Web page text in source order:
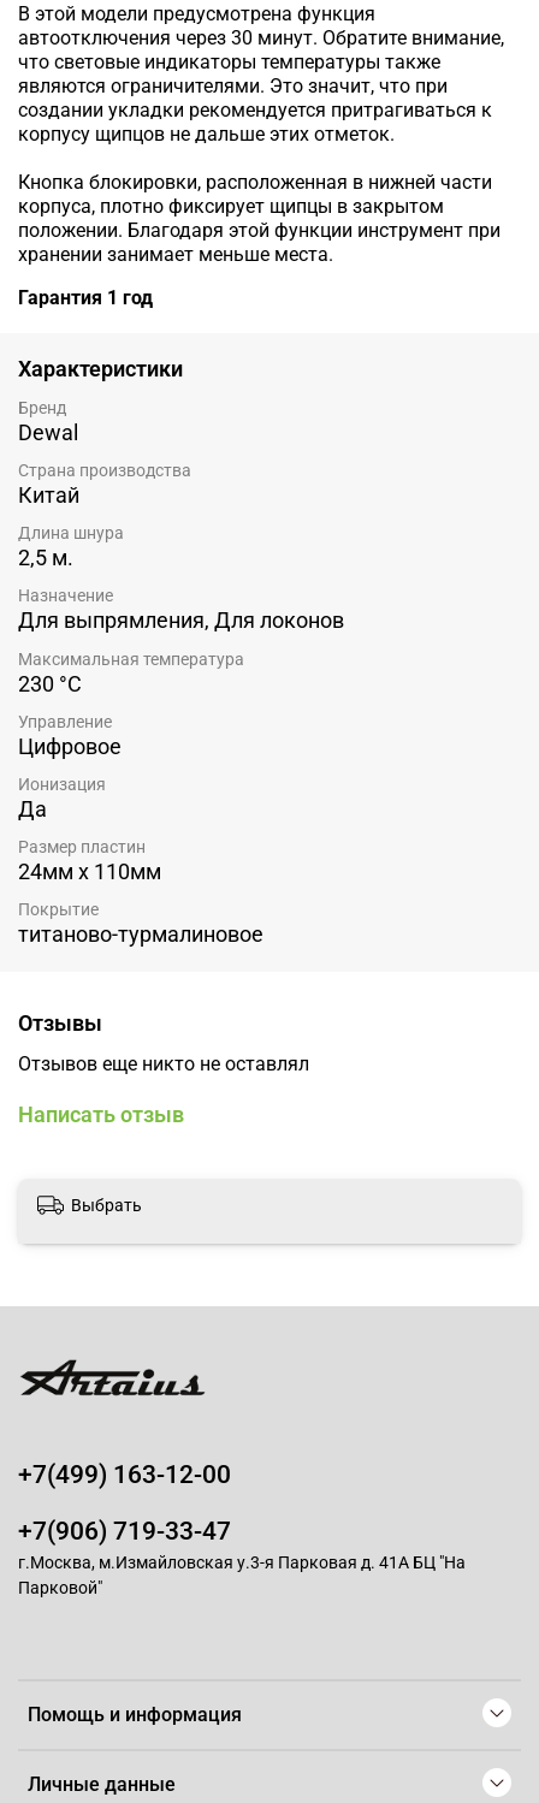
В этой модели предусмотрена функция
автоотключения через 30 минут. Обратите внимание,
что световые индикаторы температуры также
являются ограничителями. Это значит, что при
создании укладки рекомендуется притрагиваться к
корпусу щипцов не дальше этих отметок.
Кнопка блокировки, расположенная в нижней части
корпуса, плотно фиксирует щипцы в закрытом
положении. Благодаря этой функции инструмент при
хранении занимает меньше места.
Гарантия 1 год
Характеристики
Бренд
Dewal
Страна производства
Китай
Длина шнура
2,5 м.
Назначение
Для выпрямления, Для локонов
Максимальная температура
230 °С
Управление
Цифровое
Ионизация
Да
Размер пластин
24мм х 110мм
Покрытие
титаново-турмалиновое
Отзывы
Отзывов еще никто не оставлял
Написать отзыв
Выбрать
Помощь и информация
Личные данные
+7(499) 163-12-00
+7(906) 719-33-47
г.Москва, м.Измайловская у.3-я Парковая д. 41А БЦ "На
Парковой"